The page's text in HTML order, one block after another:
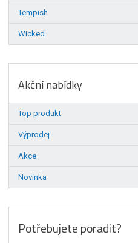
Tempish
Wicked
Akční nabídky
Top produkt
Výprodej
Akce
Novinka
Potřebujete poradit?